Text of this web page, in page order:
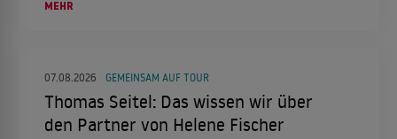
MEHR
07.08.2026 GEMEINSAM AUF TOUR
Thomas Seitel: Das wissen wir über
den Partner von Helene Fischer